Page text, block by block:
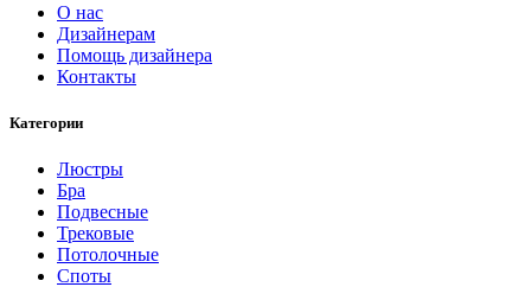
О нас
Дизайнерам
Помощь дизайнера
Контакты
Категории
Люстры
Бра
Подвесные
Трековые
Потолочные
Споты